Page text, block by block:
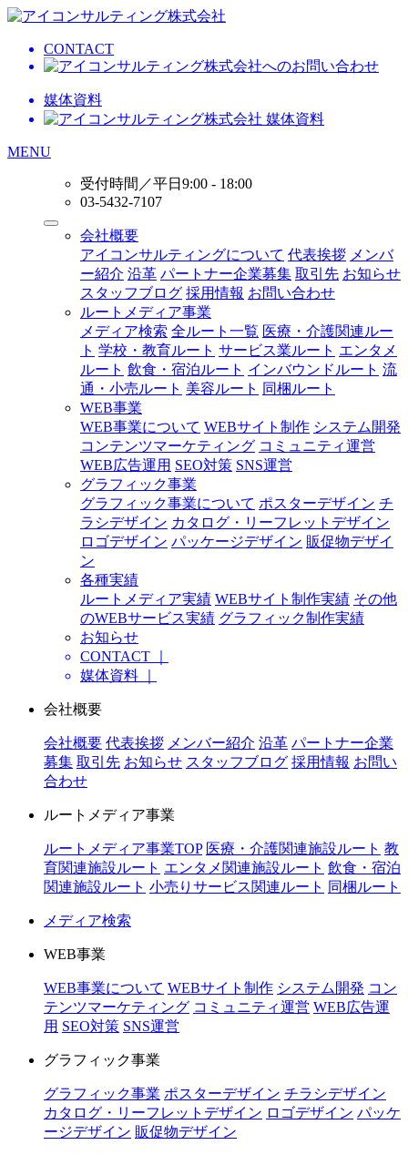
CONTACT
媒体資料
MENU
受付時間／平日9:00 - 18:00
03-5432-7107
会社概要
アイコンサルティングについて 代表挨拶 メンバ
ー紹介 沿革 パートナー企業募集 取引先 お知らせ
スタッフブログ 採用情報 お問い合わせ
ルートメディア事業
メディア検索 全ルート一覧 医療・介護関連ルー
ト 学校・教育ルート サービス業ルート エンタメ
ルート 飲食・宿泊ルート インバウンドルート 流
通・小売ルート 美容ルート 同梱ルート
WEB事業
WEB事業について WEBサイト制作 システム開発
コンテンツマーケティング コミュニティ運営
WEB広告運用 SEO対策 SNS運営
グラフィック事業
グラフィック事業について ポスターデザイン チ
ラシデザイン カタログ・リーフレットデザイン
ロゴデザイン パッケージデザイン 販促物デザイ
ン
各種実績
ルートメディア実績 WEBサイト制作実績 その他
のWEBサービス実績 グラフィック制作実績
お知らせ
CONTACT ｜
媒体資料 ｜
会社概要
会社概要 代表挨拶 メンバー紹介 沿革 パートナー企業
募集 取引先 お知らせ スタッフブログ 採用情報 お問い
合わせ
ルートメディア事業
ルートメディア事業TOP 医療・介護関連施設ルート 教
育関連施設ルート エンタメ関連施設ルート 飲食・宿泊
関連施設ルート 小売りサービス関連ルート 同梱ルート
メディア検索
WEB事業
WEB事業について WEBサイト制作 システム開発 コン
テンツマーケティング コミュニティ運営 WEB広告運
用 SEO対策 SNS運営
グラフィック事業
グラフィック事業 ポスターデザイン チラシデザイン
カタログ・リーフレットデザイン ロゴデザイン パッケ
ージデザイン 販促物デザイン